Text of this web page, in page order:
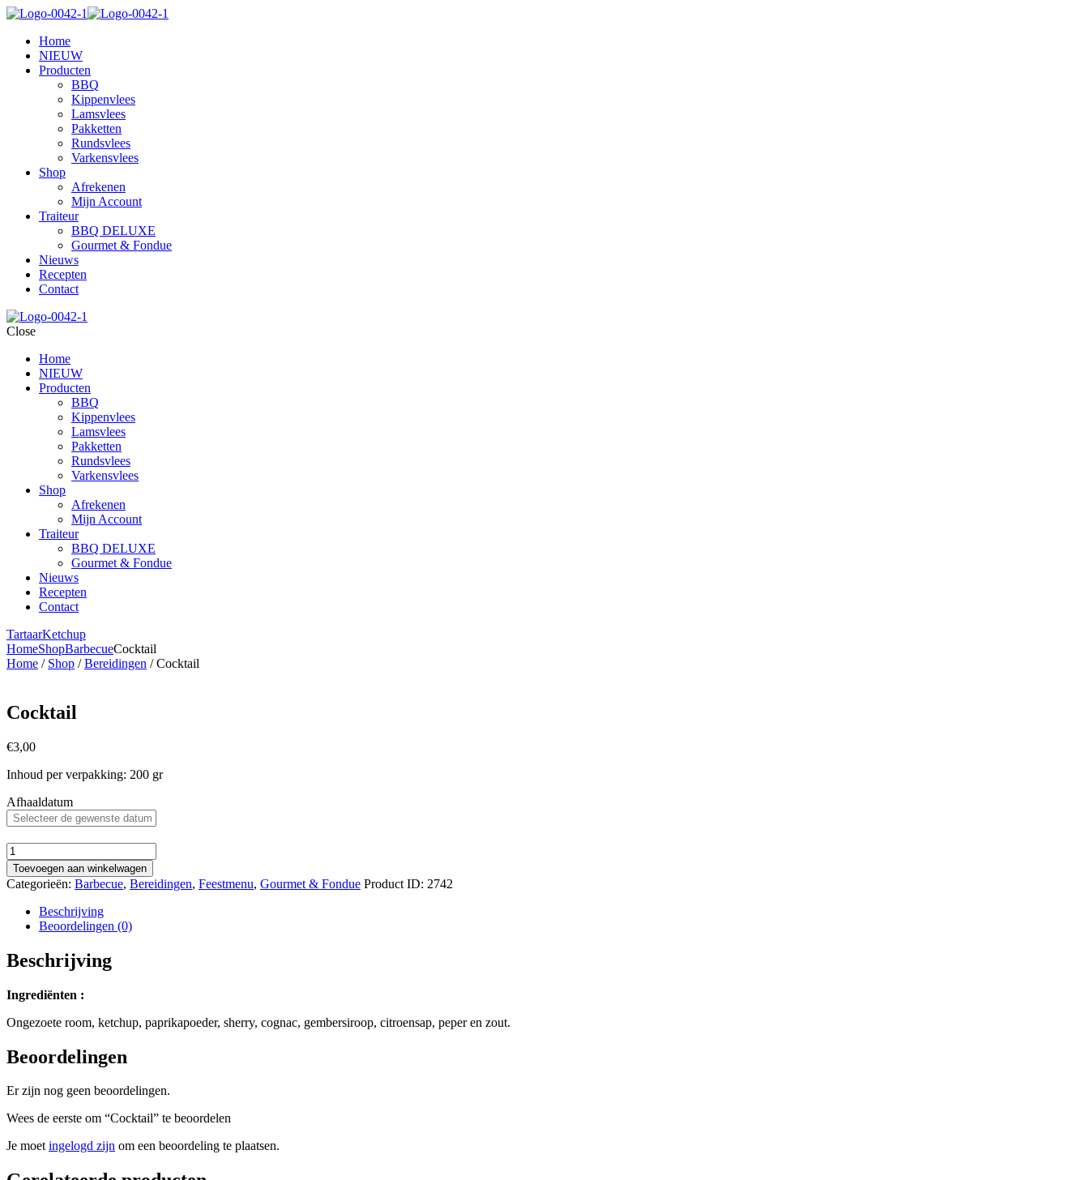
Home
NIEUW
Producten
BBQ
Kippenvlees
Lamsvlees
Pakketten
Rundsvlees
Varkensvlees
Shop
Afrekenen
Mijn Account
Traiteur
BBQ DELUXE
Gourmet & Fondue
Nieuws
Recepten
Contact
Close
Home
NIEUW
Producten
BBQ
Kippenvlees
Lamsvlees
Pakketten
Rundsvlees
Varkensvlees
Shop
Afrekenen
Mijn Account
Traiteur
BBQ DELUXE
Gourmet & Fondue
Nieuws
Recepten
Contact
TartaarKetchup
HomeShopBarbecueCocktail
Home / Shop /Bereidingen / Cocktail
Cocktail
€3,00
Inhoud per verpakking: 200 gr
Afhaaldatum
Cocktail
aantal
Toevoegen aan winkelwagen
Categorieën: Barbecue, Bereidingen, Feestmenu, Gourmet & Fondue Product ID: 2742
Beschrijving
Beoordelingen (0)
Beschrijving
Ingrediënten :
Ongezoete room, ketchup, paprikapoeder, sherry, cognac, gembersiroop, citroensap, peper en zout.
Beoordelingen
Er zijn nog geen beoordelingen.
Wees de eerste om “Cocktail” te beoordelen
Je moetingelogd zijn om een beoordeling te plaatsen.